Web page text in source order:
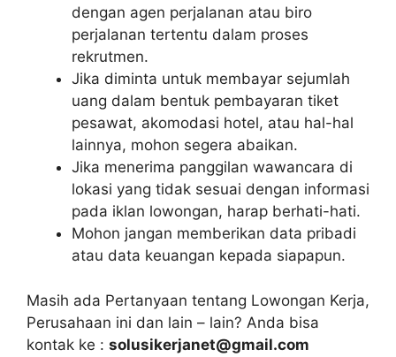
dengan agen perjalanan atau biro
perjalanan tertentu dalam proses
rekrutmen.
Jika diminta untuk membayar sejumlah
uang dalam bentuk pembayaran tiket
pesawat, akomodasi hotel, atau hal-hal
lainnya, mohon segera abaikan.
Jika menerima panggilan wawancara di
lokasi yang tidak sesuai dengan informasi
pada iklan lowongan, harap berhati-hati.
Mohon jangan memberikan data pribadi
atau data keuangan kepada siapapun.
Masih ada Pertanyaan tentang Lowongan Kerja,
Perusahaan ini dan lain – lain? Anda bisa
kontak ke : solusikerjanet@gmail.com